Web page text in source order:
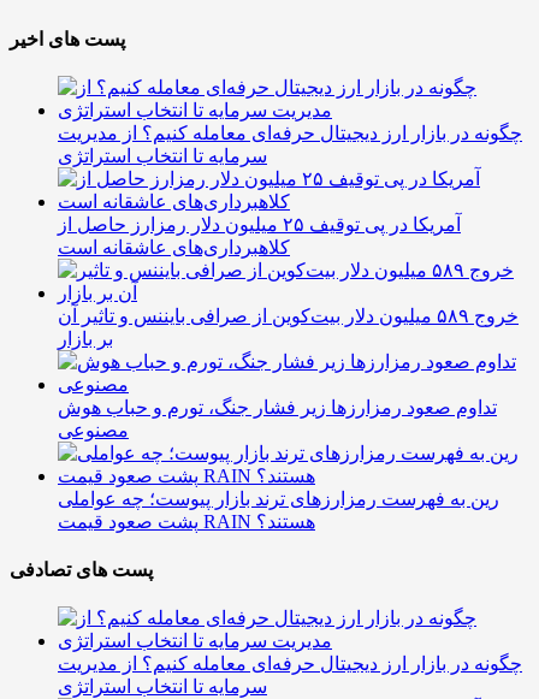
پست های اخیر
چگونه در بازار ارز دیجیتال حرفه‌ای معامله کنیم؟ از مدیریت
سرمایه تا انتخاب استراتژی
آمریکا در پی توقیف ۲۵ میلیون دلار رمزارز حاصل از
کلاهبرداری‌های عاشقانه است
خروج ۵۸۹ میلیون دلار بیت‌کوین از صرافی بایننس و تاثیر آن
بر بازار
تداوم صعود رمزارزها زیر فشار جنگ، تورم و حباب هوش
مصنوعی
رین به فهرست رمزارزهای ترند بازار پیوست؛ چه عواملی
پشت صعود قیمت RAIN هستند؟
پست های تصادفی
چگونه در بازار ارز دیجیتال حرفه‌ای معامله کنیم؟ از مدیریت
سرمایه تا انتخاب استراتژی